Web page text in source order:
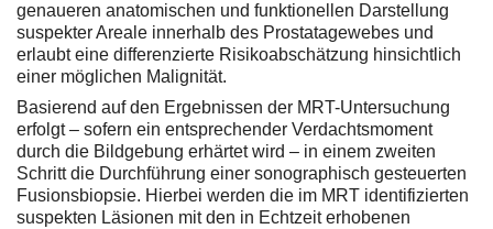
genaueren anatomischen und funktionellen Darstellung
suspekter Areale innerhalb des Prostatagewebes und
erlaubt eine differenzierte Risikoabschätzung hinsichtlich
einer möglichen Malignität.
Basierend auf den Ergebnissen der MRT-Untersuchung
erfolgt – sofern ein entsprechender Verdachtsmoment
durch die Bildgebung erhärtet wird – in einem zweiten
Schritt die Durchführung einer sonographisch gesteuerten
Fusionsbiopsie. Hierbei werden die im MRT identifizierten
suspekten Läsionen mit den in Echtzeit erhobenen